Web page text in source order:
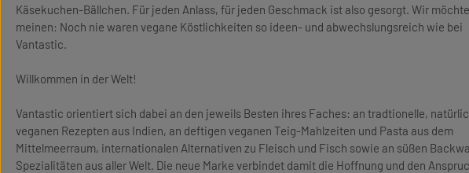
Käsekuchen-Bällchen. Für jeden Anlass, für jeden Geschmack ist also gesorgt. Wir
meinen: Noch nie waren vegane Köstlichkeiten so ideen- und abwechslungsreich wie bei
Vantastic.
Willkommen in der Welt!
Vantastic orientiert sich dabei an den jeweils Besten ihres Faches: an tradtionelle,
veganen Rezepten aus Indien, an deftigen veganen Teig-Mahlzeiten und Pasta aus dem
Mittelmeerraum, internationalen Alternativen zu Fleisch und Fisch sowie an süßen
Spezialitäten aus aller Welt. Die neue Marke verbindet damit die Hoffnung und den